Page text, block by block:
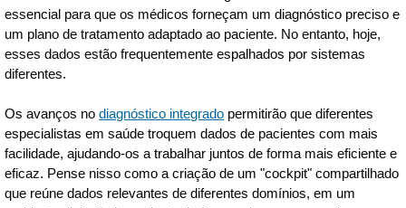
essencial para que os médicos forneçam um diagnóstico preciso e
um plano de tratamento adaptado ao paciente. No entanto, hoje,
esses dados estão frequentemente espalhados por sistemas
diferentes.
Os avanços nodiagnóstico integrado permitirão que diferentes
especialistas em saúde troquem dados de pacientes com mais
facilidade, ajudando-os a trabalhar juntos de forma mais eficiente e
eficaz. Pense nisso como a criação de um "cockpit" compartilhado
que reúne dados relevantes de diferentes domínios, em um